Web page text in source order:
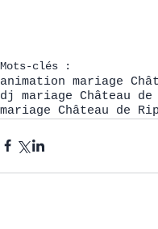
Mots-clés :
dj mariage Château
mariage Château de